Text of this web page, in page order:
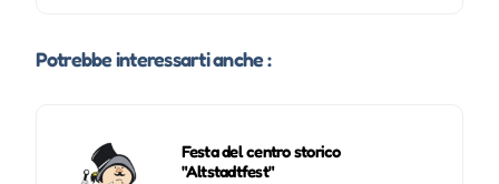
Potrebbe interessarti anche :
Festa del centro storico
"Altstadtfest"